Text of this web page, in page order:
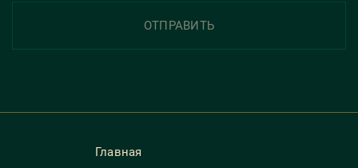
ОТПРАВИТЬ
Главная